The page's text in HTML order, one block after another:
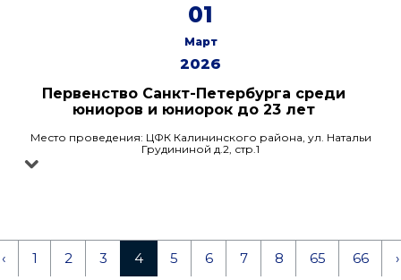
01
Март
2026
Первенство Санкт-Петербурга среди
юниоров и юниорок до 23 лет
Место проведения: ЦФК Калининского района, ул. Натальи
Грудининой д.2, стр.1
‹ 1 2 3 4 5 6 7 8 65 66 ›